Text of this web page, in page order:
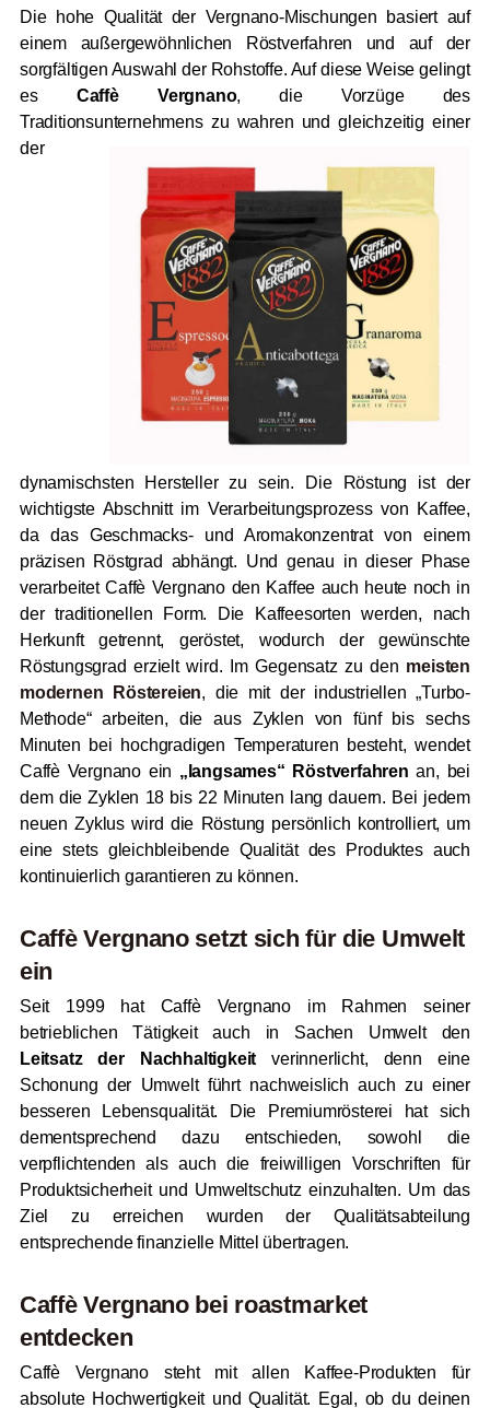
Die hohe Qualität der Vergnano-Mischungen basiert auf
einem außergewöhnlichen Röstverfahren und auf der
sorgfältigen Auswahl der Rohstoffe. Auf diese Weise gelingt
es Caffè Vergnano, die Vorzüge des
Traditionsunternehmens zu wahren und gleichzeitig einer
der
dynamischsten Hersteller zu sein. Die Röstung ist der
wichtigste Abschnitt im Verarbeitungsprozess von Kaffee,
da das Geschmacks- und Aromakonzentrat von einem
präzisen Röstgrad abhängt. Und genau in dieser Phase
verarbeitet Caffè Vergnano den Kaffee auch heute noch in
der traditionellen Form. Die Kaffeesorten werden, nach
Herkunft getrennt, geröstet, wodurch der gewünschte
Röstungsgrad erzielt wird. Im Gegensatz zu den meisten
modernen Röstereien, die mit der industriellen „Turbo-
Methode“ arbeiten, die aus Zyklen von fünf bis sechs
Minuten bei hochgradigen Temperaturen besteht, wendet
Caffè Vergnano ein „langsames“ Röstverfahren an, bei
dem die Zyklen 18 bis 22 Minuten lang dauern. Bei jedem
neuen Zyklus wird die Röstung persönlich kontrolliert, um
eine stets gleichbleibende Qualität des Produktes auch
kontinuierlich garantieren zu können.
Caffè Vergnano setzt sich für die Umwelt
ein
Seit 1999 hat Caffè Vergnano im Rahmen seiner
betrieblichen Tätigkeit auch in Sachen Umwelt den
Leitsatz der Nachhaltigkeit verinnerlicht, denn eine
Schonung der Umwelt führt nachweislich auch zu einer
besseren Lebensqualität. Die Premiumrösterei hat sich
dementsprechend dazu entschieden, sowohl die
verpflichtenden als auch die freiwilligen Vorschriften für
Produktsicherheit und Umweltschutz einzuhalten. Um das
Ziel zu erreichen wurden der Qualitätsabteilung
entsprechende finanzielle Mittel übertragen.
Caffè Vergnano bei roastmarket
entdecken
Caffè Vergnano steht mit allen Kaffee-Produkten für
absolute Hochwertigkeit und Qualität. Egal, ob du deinen